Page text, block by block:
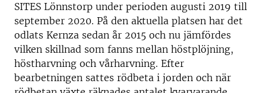
SITES Lönnstorp under perioden augusti 2019 till
september 2020. På den aktuella platsen har det
odlats Kernza sedan år 2015 och nu jämfördes
vilken skillnad som fanns mellan höstplöjning,
höstharvning och vårharvning. Efter
bearbetningen sattes rödbeta i jorden och när